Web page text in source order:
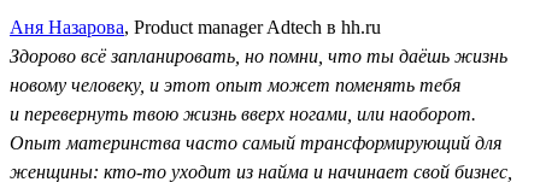
Аня Назарова, Product manager Adtech в hh.ru
Здорово всё запланировать, но помни, что ты даёшь жизнь
новому человеку, и этот опыт может поменять тебя
и перевернуть твою жизнь вверх ногами, или наоборот.
Опыт материнства часто самый трансформирующий для
женщины: кто-то уходит из найма и начинает свой бизнес,